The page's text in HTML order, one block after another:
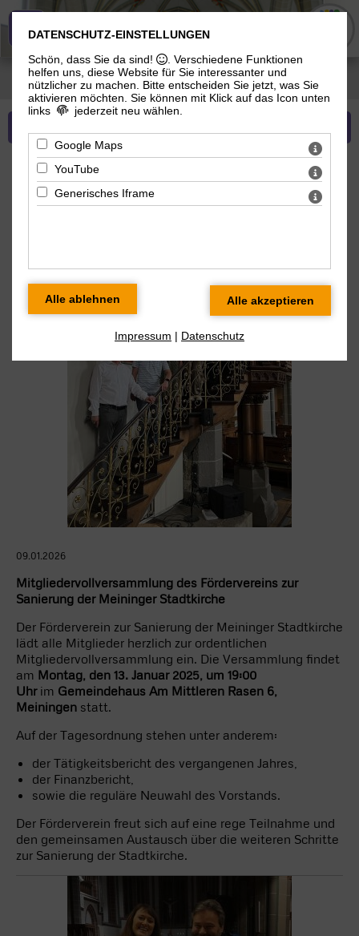
Evangelisch-Lutherische Gemeinde
Sie sind hier:Evangelisch-Lutherische Gemeinde>Stadtkirchensanierung
Förderverein & Stadtkirchensanierung
Aktuelles zum Fördererein und zur
Stadtkirchensanierung
09.01.2026
Mitgliedervollversammlung des Fördervereins zur
Sanierung der Meininger Stadtkirche
Der Förderverein zur Sanierung der Meininger Stadtkirche
lädt alle Mitglieder herzlich zur ordentlichen
Mitgliedervollversammlung ein. Die Versammlung findet
am Montag, den 13. Januar 2025, um 19:00
Uhrim Gemeindehaus Am Mittleren Rasen 6,
Meiningen statt.
Auf der Tagesordnung stehen unter anderem:
der Tätigkeitsbericht des vergangenen Jahres,
der Finanzbericht,
sowie die reguläre Neuwahl des Vorstands.
Der Förderverein freut sich auf eine rege Teilnahme und
den gemeinsamen Austausch über die weiteren Schritte
zur Sanierung der Stadtkirche.
DATENSCHUTZ-EINSTELLUNGEN
Schön, dass Sie da sind!
. Verschiedene Funktionen
helfen uns, diese Website für Sie interessanter und
nützlicher zu machen.
Bitte entscheiden Sie jetzt, was Sie
aktivieren möchten. Sie können mit Klick auf das Icon unten
links
jederzeit neu wählen.
Google Maps
YouTube
Generisches Iframe
Impressum | Datenschutz